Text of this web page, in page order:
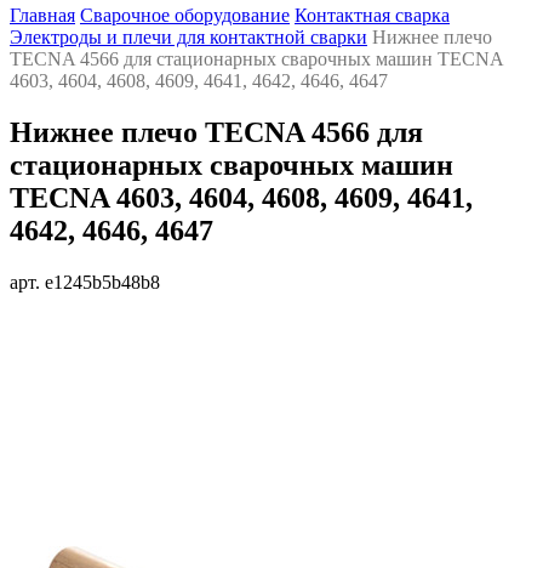
Главная Сварочное оборудование Контактная сварка
Электроды и плечи для контактной сварки Нижнее плечо
TECNA 4566 для стационарных сварочных машин TECNA
4603, 4604, 4608, 4609, 4641, 4642, 4646, 4647
Нижнее плечо TECNA 4566 для
стационарных сварочных машин
TECNA 4603, 4604, 4608, 4609, 4641,
4642, 4646, 4647
арт. e1245b5b48b8